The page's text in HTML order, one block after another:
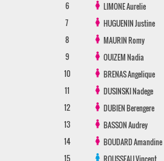
6
LIMONEAurelie
7
HUGUENINJustine
8
MAURINRomy
9
OUIZEMNadia
10
BRENASAngelique
11
DUSINSKINadege
12
DUBIENBerengere
13
BASSONAudrey
14
BOUDARDAmandine
15
ROUSSEAUVincent